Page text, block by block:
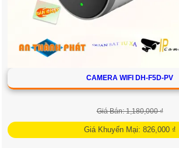
CAMERA WIFI DH-F5D-PV
Giá Bán: 1,180,000 ₫
Giá Khuyến Mại: 826,000 ₫